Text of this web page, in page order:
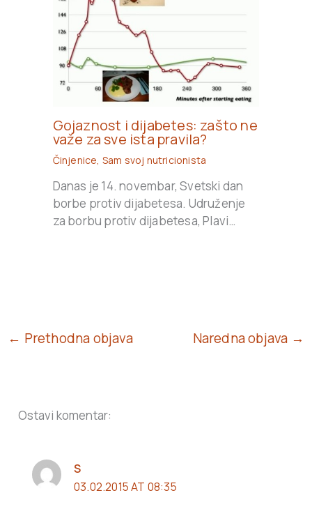
Gojaznost i dijabetes: zašto ne
važe za sve ista pravila?
Činjenice, Sam svoj nutricionista
Danas je 14. novembar, Svetski dan
borbe protiv dijabetesa. Udruženje
za borbu protiv dijabetesa, Plavi…
← Prethodna objava Naredna objava →
Ostavi komentar:
S
03.02.2015 AT 08:35